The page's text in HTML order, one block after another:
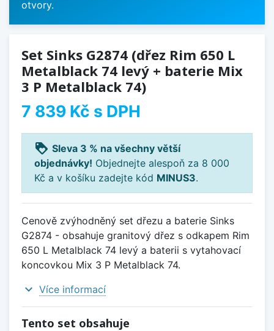
otvory.
Set Sinks G2874 (dřez Rim 650 L
Metalblack 74 levý + baterie Mix
3 P Metalblack 74)
7 839 Kč s DPH
loyalty Sleva 3 % na všechny větší
objednávky! Objednejte alespoň za 8 000
Kč a v košíku zadejte kód MINUS3.
Cenově zvýhodněný set dřezu a baterie Sinks
G2874 - obsahuje granitový dřez s odkapem Rim
650 L Metalblack 74 levý a baterii s vytahovací
koncovkou Mix 3 P Metalblack 74.
expand_more Více informací
Tento set obsahuje